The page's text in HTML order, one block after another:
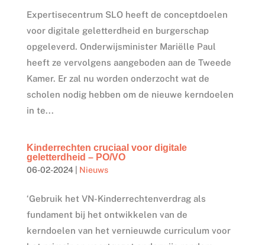
Expertisecentrum SLO heeft de conceptdoelen
voor digitale geletterdheid en burgerschap
opgeleverd. Onderwijsminister Mariëlle Paul
heeft ze vervolgens aangeboden aan de Tweede
Kamer. Er zal nu worden onderzocht wat de
scholen nodig hebben om de nieuwe kerndoelen
in te...
Kinderrechten cruciaal voor digitale
geletterdheid – PO/VO
06-02-2024| Nieuws
‘Gebruik het VN-Kinderrechtenverdrag als
fundament bij het ontwikkelen van de
kerndoelen van het vernieuwde curriculum voor